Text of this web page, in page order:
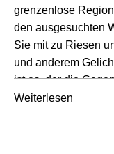
grenzenlose
den ausgesuchten
Sie mit zu Riesen
und anderem
ist es, der die
Eichsfeld liegt an
Weiterlesen